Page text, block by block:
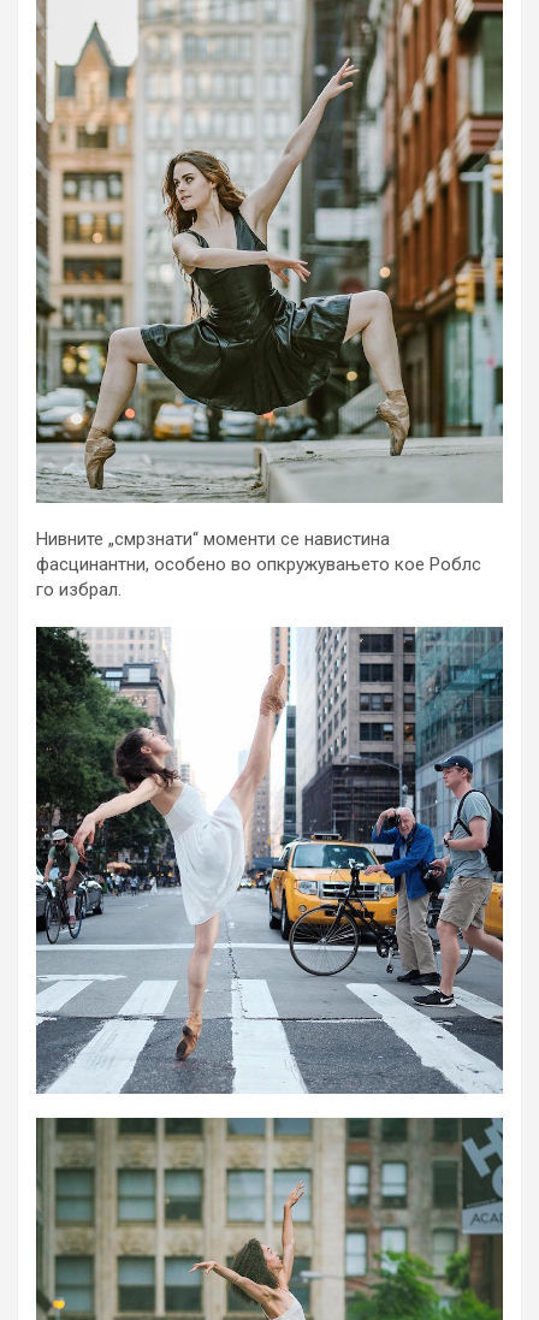
Нивните „смрзнати“ моменти се навистина
фасцинантни, особено во опкружувањето кое Роблс
го избрал.